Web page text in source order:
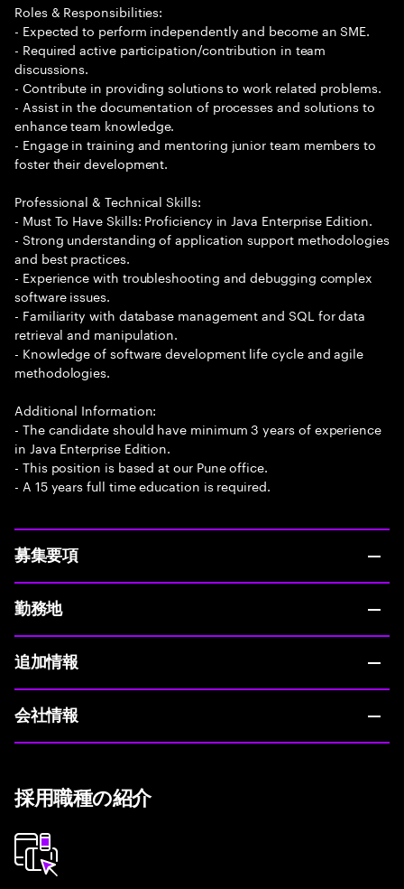
Roles & Responsibilities:
- Expected to perform independently and become an SME.
- Required active participation/contribution in team
discussions.
- Contribute in providing solutions to work related problems.
- Assist in the documentation of processes and solutions to
enhance team knowledge.
- Engage in training and mentoring junior team members to
foster their development.
Professional & Technical Skills:
- Must To Have Skills: Proficiency in Java Enterprise Edition.
- Strong understanding of application support methodologies
and best practices.
- Experience with troubleshooting and debugging complex
software issues.
- Familiarity with database management and SQL for data
retrieval and manipulation.
- Knowledge of software development life cycle and agile
methodologies.
Additional Information:
- The candidate should have minimum 3 years of experience
in Java Enterprise Edition.
- This position is based at our Pune office.
- A 15 years full time education is required.
募集要項
勤務地
追加情報
会社情報
採用職種の紹介